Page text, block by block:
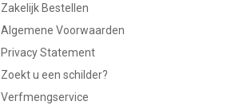
Zakelijk Bestellen
Algemene Voorwaarden
Privacy Statement
Zoekt u een schilder?
Verfmengservice